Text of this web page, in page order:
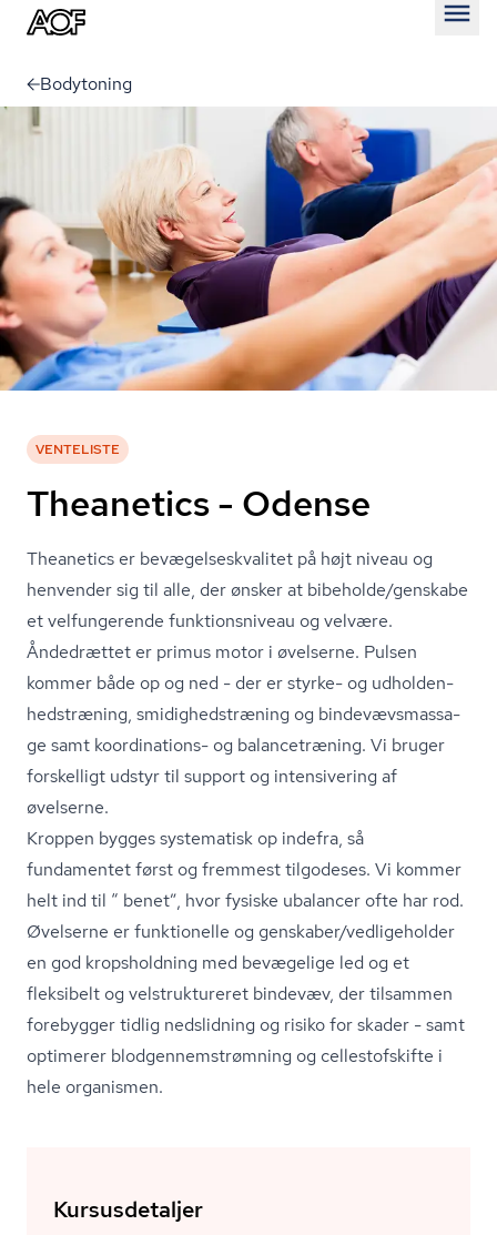
Bodytoning
VENTELISTE
Theanetics - Odense
Theanetics er be­væ­gel­ses­kva­li­tet på højt niveau og
henvender sig til alle, der ønsker at bibeholde/genskabe
et velfungerende funk­tions­ni­veau og velvære.
Åndedrættet er primus motor i øvelserne. Pulsen
kommer både op og ned - der er styrke- og ud­hol­den­
heds­træ­ning, smi­dig­heds­træ­ning og bin­de­vævs­mas­sa­
ge samt koordinations- og balancetræning. Vi bruger
forskelligt udstyr til support og intensivering af
øvelserne.
Kroppen bygges systematisk op indefra, så
fundamentet først og fremmest tilgodeses. Vi kommer
helt ind til “ benet”, hvor fysiske ubalancer ofte har rod.
Øvelserne er funktionelle og genskaber/vedligeholder
en god kropsholdning med bevægelige led og et
fleksibelt og vel­struk­tu­re­ret bindevæv, der tilsammen
forebygger tidlig nedslidning og risiko for skader - samt
optimerer blod­gen­nem­strøm­ning og cel­le­stof­skif­te i
hele organismen.
Kursusdetaljer